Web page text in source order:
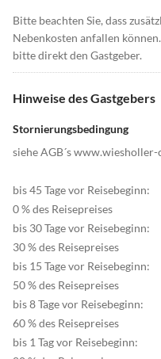
Bitte beachten Sie, dass
Nebenkosten anfallen
bitte direkt den Gastgeber.
Hinweise des Gastgebers
Stornierungsbedingung
siehe AGB´s
bis 45 Tage vor Reisebeginn:
0 % des Reisepreises
bis 30 Tage vor Reisebeginn:
30 % des Reisepreises
bis 15 Tage vor Reisebeginn:
50 % des Reisepreises
bis 8 Tage vor Reisebeginn:
60 % des Reisepreises
bis 1 Tag vor Reisebeginn: